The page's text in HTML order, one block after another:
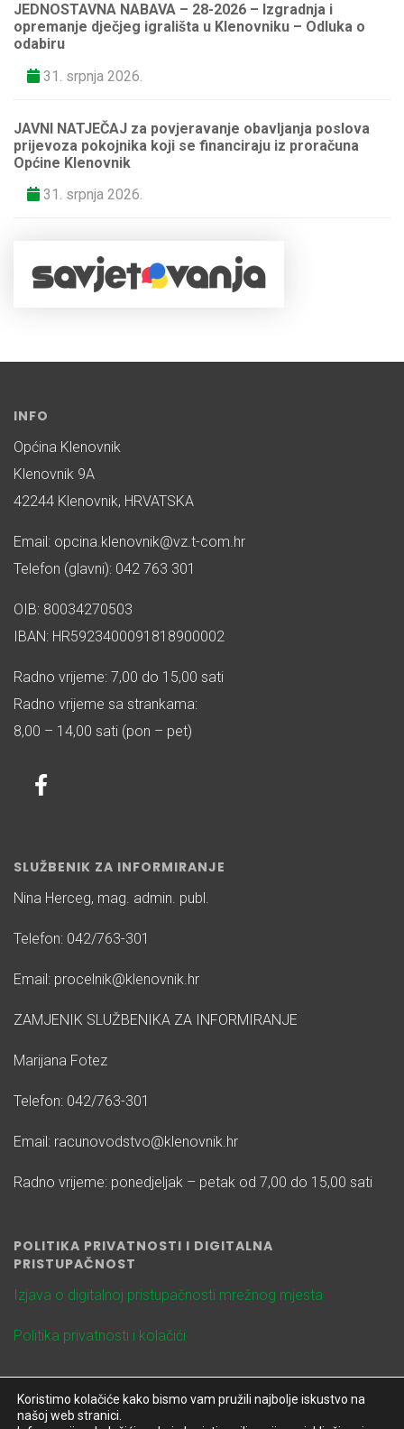
JEDNOSTAVNA NABAVA – 28-2026 – Izgradnja i
opremanje dječjeg igrališta u Klenovniku – Odluka o
odabiru
31. srpnja 2026.
JAVNI NATJEČAJ za povjeravanje obavljanja poslova
prijevoza pokojnika koji se financiraju iz proračuna
Općine Klenovnik
31. srpnja 2026.
INFO
Općina Klenovnik
Klenovnik 9A
42244 Klenovnik, HRVATSKA
Email: opcina.klenovnik@vz.t-com.hr
Telefon (glavni): 042 763 301
OIB: 80034270503
IBAN: HR5923400091818900002
Radno vrijeme: 7,00 do 15,00 sati
Radno vrijeme sa strankama:
8,00 – 14,00 sati (pon – pet)
SLUŽBENIK ZA INFORMIRANJE
Nina Herceg, mag. admin. publ.
Telefon: 042/763-301
Email: procelnik@klenovnik.hr
ZAMJENIK SLUŽBENIKA ZA INFORMIRANJE
Marijana Fotez
Telefon: 042/763-301
Email: racunovodstvo@klenovnik.hr
Radno vrijeme: ponedjeljak – petak od 7,00 do 15,00 sati
POLITIKA PRIVATNOSTI I DIGITALNA
PRISTUPAČNOST
Izjava o digitalnoj pristupačnosti mrežnog mjesta
Politika privatnosti i kolačići
Koristimo kolačiće kako bismo vam pružili najbolje iskustvo na
našoj web stranici.